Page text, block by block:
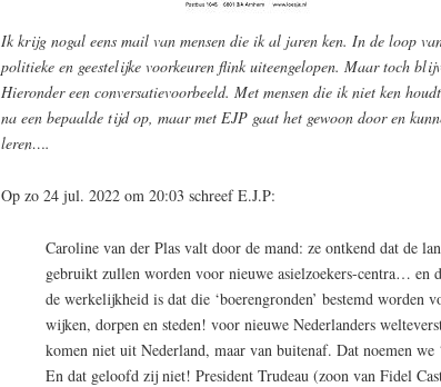
Ik krijg nogal eens mail van mensen die ik al jaren ken. In de loop
politieke en geestelijke voorkeuren flink uiteengelopen. Maar toch
Hieronder een conversatievoorbeeld. Met mensen die ik niet ken
na een bepaalde tijd op, maar met EJP gaat het gewoon door en
leren….
Op zo 24 jul. 2022 om 20:03 schreef E.J.P:
Caroline van der Plas valt door de mand: ze ontkend dat de
gebruikt zullen worden voor nieuwe asielzoekers-centra… en
de werkelijkheid is dat die ‘boerengronden’ bestemd worden
wijken, dorpen en steden! voor nieuwe Nederlanders
komen niet uit Nederland, maar van buitenaf. Dat noemen we
En dat geloofd zij niet! President Trudeau (zoon van Fidel